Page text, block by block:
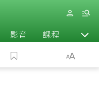
影音 課程 退休